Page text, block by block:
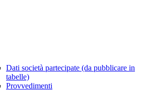
Dati società partecipate (da pubblicare in
tabelle)
Provvedimenti